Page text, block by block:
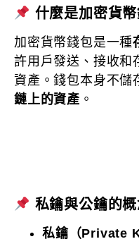
什麼是加密貨幣
加密貨幣錢包是一種
許用戶發送、接收和
資產。錢包本身不儲
鏈上的資產 。
私鑰與公鑰的
私鑰（Private